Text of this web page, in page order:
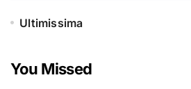
Ultimissima
You Missed